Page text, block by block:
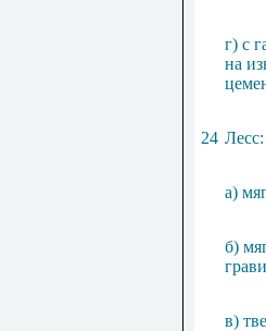
г) с
на
24 Лесс:
а)
б)
в)